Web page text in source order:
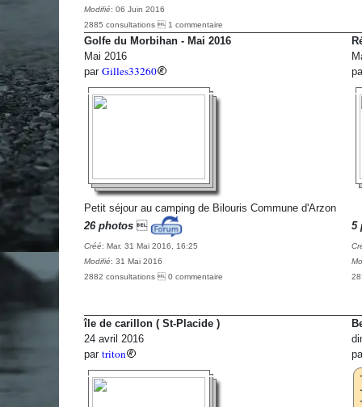
Modifié: 06 Juin 2016
2885 consultations  1 commentaire
Golfe du Morbihan - Mai 2016
Mai 2016
par Gilles33260
Petit séjour au camping de Bilouris Commune d'Arzon
26 photos
Créé: Mar. 31 Mai 2016, 16:25
Modifié: 31 Mai 2016
2882 consultations  0 commentaire
5
île de carillon ( St-Placide )
24 avril 2016
par triton